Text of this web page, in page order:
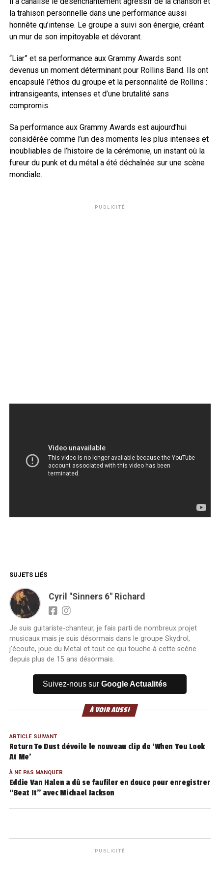
la trahison personnelle dans une performance aussi
honnête qu’intense. Le groupe a suivi son énergie, créant
un mur de son impitoyable et dévorant.
“Liar” et sa performance aux Grammy Awards sont
devenus un moment déterminant pour Rollins Band. Ils ont
encapsulé l’éthos du groupe et la personnalité de Rollins :
intransigeants, intenses et d’une brutalité sans
compromis.
Sa performance aux Grammy Awards est aujourd’hui
considérée comme l’un des moments les plus intenses et
inoubliables de l’histoire de la cérémonie, un instant où la
fureur du punk et du métal a été déchaînée sur une scène
mondiale.
PUBLICITÉ
SUJETS LIÉS
Cyril "Sinners 6" Richard
Je suis guitariste-chanteur, je fais parti de nombreux projet
musicaux mais je suis désormais dans le groupe Skydrol,
j’écoute, joue du Metal et tout ce qui touche à cette scène
depuis plus de 15 ans désormais.
Suivez-nous surGoogle Actualités
À VOIR AUSSI
ARTICLE SUIVANT
Return To Dust dévoile le nouveau clip de ‘When You Look
At Me’
À NE PAS MANQUER
Eddie Van Halen a dû se faufiler en douce pour enregistrer
“Beat It” avec Michael Jackson
PUBLICITÉ